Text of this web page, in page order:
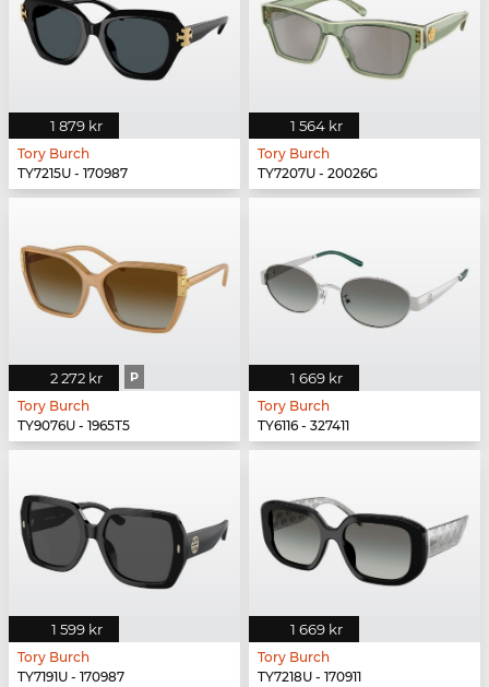
1 879 kr
Tory Burch
TY7215U - 170987
1 564 kr
Tory Burch
TY7207U - 20026G
2 272 kr P
Tory Burch
TY9076U - 1965T5
1 669 kr
Tory Burch
TY6116 - 327411
1 599 kr
Tory Burch
TY7191U - 170987
1 669 kr
Tory Burch
TY7218U - 170911